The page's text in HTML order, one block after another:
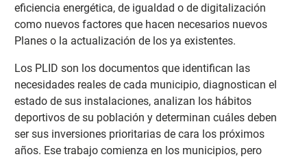
eficiencia energética, de igualdad o de digitalización
como nuevos factores que hacen necesarios nuevos
Planes o la actualización de los ya existentes.
Los PLID son los documentos que identifican las
necesidades reales de cada municipio, diagnostican el
estado de sus instalaciones, analizan los hábitos
deportivos de su población y determinan cuáles deben
ser sus inversiones prioritarias de cara los próximos
años. Ese trabajo comienza en los municipios, pero